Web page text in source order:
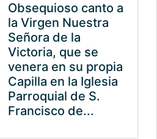
Obsequioso canto a
la Virgen Nuestra
Señora de la
Victoria, que se
venera en su propia
Capilla en la Iglesia
Parroquial de S.
Francisco de...